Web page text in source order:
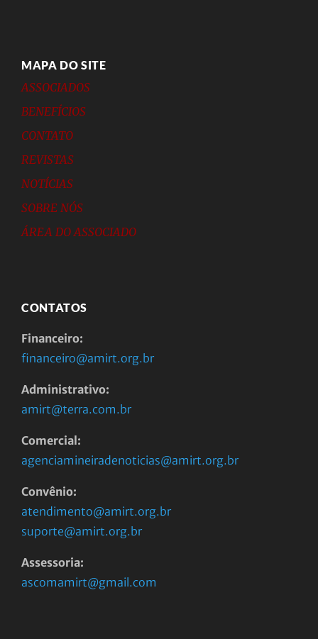
MAPA DO SITE
ASSOCIADOS
BENEFÍCIOS
CONTATO
REVISTAS
NOTÍCIAS
SOBRE NÓS
ÁREA DO ASSOCIADO
CONTATOS
Financeiro:
financeiro@amirt.org.br
Administrativo:
amirt@terra.com.br
Comercial:
agenciamineiradenoticias@amirt.org.br
Convênio:
atendimento@amirt.org.br
suporte@amirt.org.br
Assessoria:
ascomamirt@gmail.com